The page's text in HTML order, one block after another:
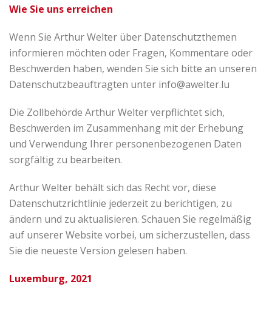
Wie Sie uns erreichen
Wenn Sie Arthur Welter über Datenschutzthemen
informieren möchten oder Fragen, Kommentare oder
Beschwerden haben, wenden Sie sich bitte an unseren
Datenschutzbeauftragten unter info@awelter.lu
Die Zollbehörde Arthur Welter verpflichtet sich,
Beschwerden im Zusammenhang mit der Erhebung
und Verwendung Ihrer personenbezogenen Daten
sorgfältig zu bearbeiten.
Arthur Welter behält sich das Recht vor, diese
Datenschutzrichtlinie jederzeit zu berichtigen, zu
ändern und zu aktualisieren. Schauen Sie regelmäßig
auf unserer Website vorbei, um sicherzustellen, dass
Sie die neueste Version gelesen haben.
Luxemburg, 2021